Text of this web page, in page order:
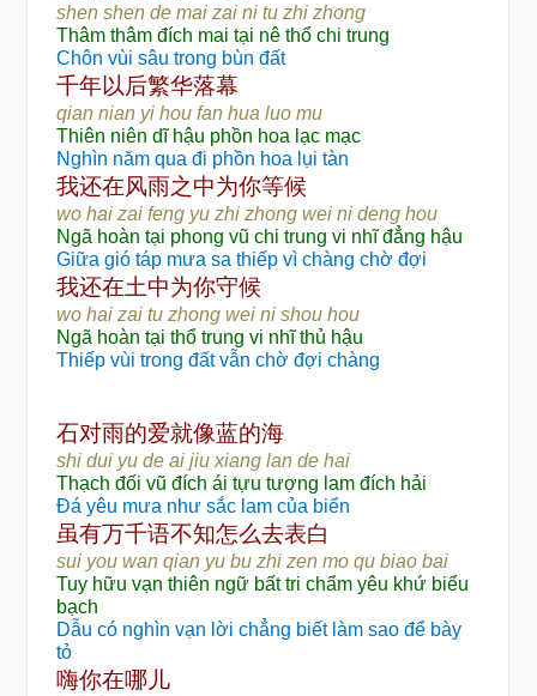
shen shen de mai zai ni tu zhi zhong
Thâm thâm đích mai tại nê thổ chi trung
Chôn vùi sâu trong bùn đất
千年以后繁华落幕
qian nian yi hou fan hua luo mu
Thiên niên dĩ hậu phồn hoa lạc mạc
Nghìn năm qua đi phồn hoa lụi tàn
我还在风雨之中为你等候
wo hai zai feng yu zhi zhong wei ni deng hou
Ngã hoàn tại phong vũ chi trung vi nhĩ đẳng hậu
Giữa gió táp mưa sa thiếp vì chàng chờ đợi
我还在土中为你守候
wo hai zai tu zhong wei ni shou hou
Ngã hoàn tại thổ trung vi nhĩ thủ hậu
Thiếp vùi trong đất vẫn chờ đợi chàng
石对雨的爱就像蓝的海
shi dui yu de ai jiu xiang lan de hai
Thạch đối vũ đích ái tựu tượng lam đích hải
Đá yêu mưa như sắc lam của biển
虽有万千语不知怎么去表白
sui you wan qian yu bu zhi zen mo qu biao bai
Tuy hữu vạn thiên ngữ bất tri chẩm yêu khứ biểu
bạch
Dẫu có nghìn vạn lời chẳng biết làm sao để bày
tỏ
嗨你在哪儿